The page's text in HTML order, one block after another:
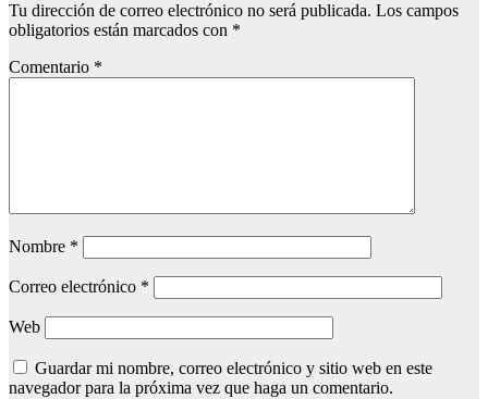
Tu dirección de correo electrónico no será publicada. Los campos
obligatorios están marcados con *
Comentario *
Nombre *
Correo electrónico *
Web
Guardar mi nombre, correo electrónico y sitio web en este
navegador para la próxima vez que haga un comentario.